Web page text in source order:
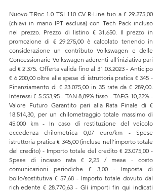
Nuovo T-Roc 1.0 TSI 110 CV R-Line tuo a € 29.275,00
(chiavi in mano IPT esclusa) con Tech Pack incluso
nel prezzo. Prezzo di listino € 31.650. Il prezzo in
promozione di € 29.275,00 è calcolato tenendo in
considerazione un contributo Volkswagen e delle
Concessionarie Volkswagen aderenti all'iniziativa pari
ad € 2.375. Offerta valida fino al 31.03.2023 - Anticipo
€ 6.200,00 oltre alle spese di istruttoria pratica € 345 -
Finanziamento di € 23.075,00 in 35 rate da € 289,00.
Interessi € 5.553,95 - TAN 8,89% fisso - TAEG 10,22% -
Valore Futuro Garantito pari alla Rata Finale di €
18.514,30, per un chilometraggio totale massimo di
45.000 km - In caso di restituzione del veicolo
eccedenza chilometrica 0,07 euro/km - Spese
istruttoria pratica € 345,00 (incluse nell'importo totale
del credito) - Importo totale del credito € 23.075,00 -
Spese di incasso rata € 2,25 / mese - costo
comunicazioni periodiche € 3,00 - Imposta di
bollo/sostitutiva € 57,68 - Importo totale dovuto dal
richiedente € 28.770,63 - Gli importi fin qui indicati